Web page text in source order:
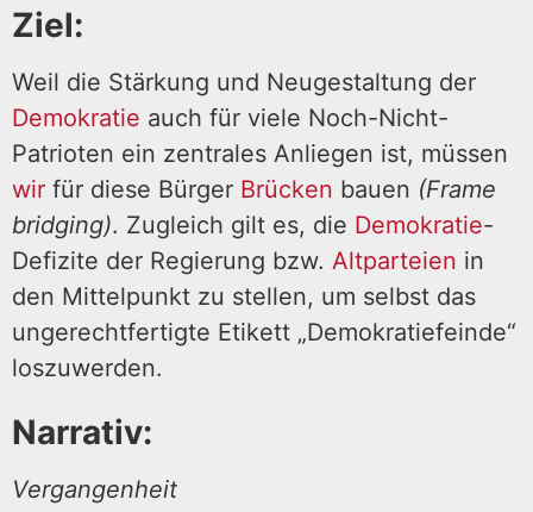
Ziel:
Weil die Stärkung und Neugestaltung der
Demokratie auch für viele Noch-Nicht-
Patrioten ein zentrales Anliegen ist, müssen
wir für diese Bürger Brücken bauen (Frame
bridging). Zugleich gilt es, die Demokratie-
Defizite der Regierung bzw. Altparteien in
den Mittelpunkt zu stellen, um selbst das
ungerechtfertigte Etikett „Demokratiefeinde“
loszuwerden.
Narrativ:
Vergangenheit